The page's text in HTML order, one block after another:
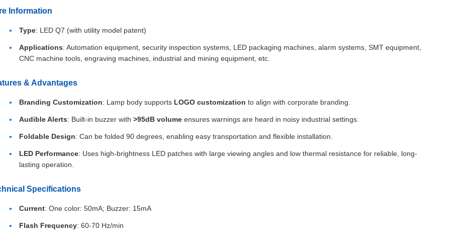
Information
Type: LED Q7 (with utility model patent)
Applications: Automation equipment, security inspection systems, LED packaging machines, alarm systems, SMT equipment,
CNC machine tools, engraving machines, industrial and mining equipment, etc.
& Advantages
Branding Customization: Lamp body supports LOGO customization to align with corporate branding.
Audible Alerts: Built-in buzzer with >95dB volume ensures warnings are heard in noisy industrial settings.
Foldable Design: Can be folded 90 degrees, enabling easy transportation and flexible installation.
LED Performance: Uses high-brightness LED patches with large viewing angles and low thermal resistance for reliable, long-
lasting operation.
Specifications
Current: One color: 50mA; Buzzer: 15mA
Flash Frequency: 60-70 Hz/min